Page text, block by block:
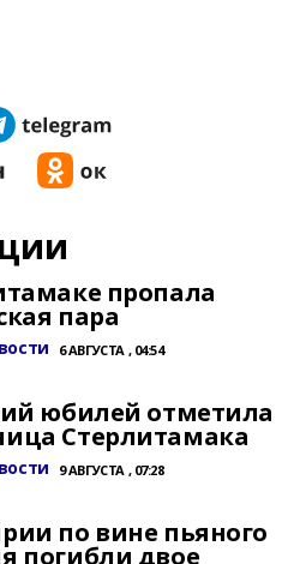
пропала
пара
6 АВГУСТА , 04:54
юбилей отметила
Стерлитамака
9 АВГУСТА , 07:28
по вине пьяного
погибли двое